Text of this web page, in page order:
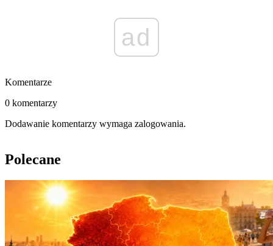
ad
Komentarze
0 komentarzy
Dodawanie komentarzy wymaga zalogowania.
Polecane